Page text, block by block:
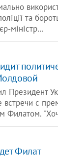
та
міністр…
Президент
встречи с
Филатом.
Филат